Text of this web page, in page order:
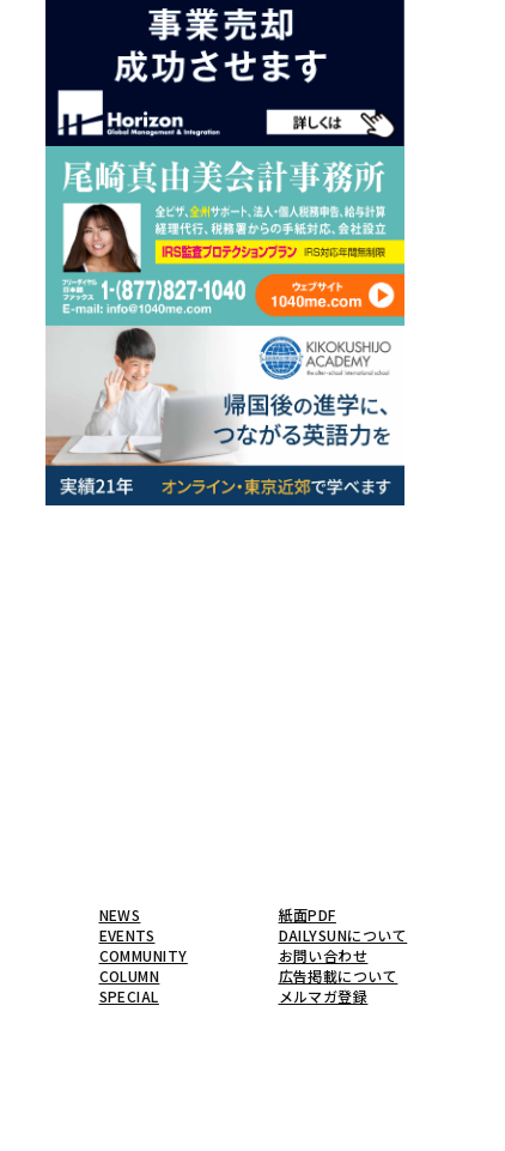
NEWS
EVENTS
COMMUNITY
COLUMN
SPECIAL
紙面PDF
DAILYSUNについて
お問い合わせ
広告掲載について
メルマガ登録